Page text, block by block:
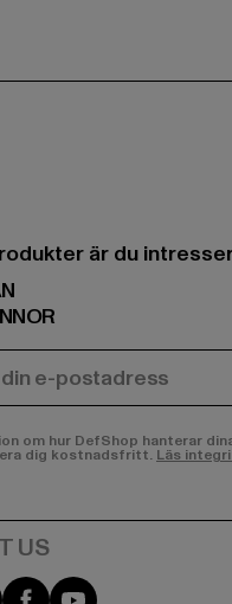
är du
om hur DefShop hanterar
dig kostnadsfritt. Läs
Visit our Instagram page:
Visit our Facebook
Visit our